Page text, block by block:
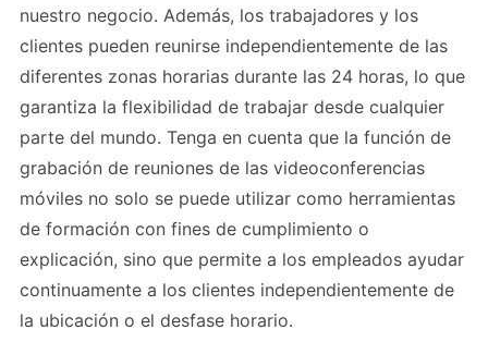
nuestro negocio. Además, los trabajadores y los
clientes pueden reunirse independientemente de las
diferentes zonas horarias durante las 24 horas, lo que
garantiza la flexibilidad de trabajar desde cualquier
parte del mundo. Tenga en cuenta que la función de
grabación de reuniones de las videoconferencias
móviles no solo se puede utilizar como herramientas
de formación con fines de cumplimiento o
explicación, sino que permite a los empleados ayudar
continuamente a los clientes independientemente de
la ubicación o el desfase horario.